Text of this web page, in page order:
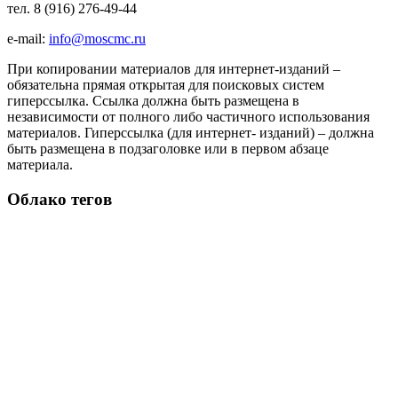
тел. 8 (916) 276-49-44
e-mail: info@moscmc.ru
При копировании материалов для интернет-изданий –
обязательна прямая открытая для поисковых систем
гиперссылка. Ссылка должна быть размещена в
независимости от полного либо частичного использования
материалов. Гиперссылка (для интернет- изданий) – должна
быть размещена в подзаголовке или в первом абзаце
материала.
Облако тегов